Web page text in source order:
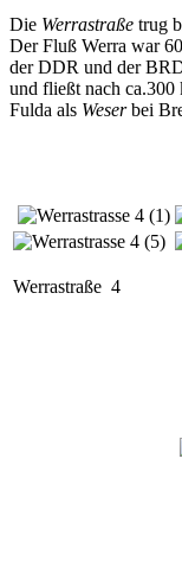
Die Werrastraße trug
Der Fluß Werra war
der DDR und der
und fließt nach
Fulda als Weserbei
Werrastraße 4